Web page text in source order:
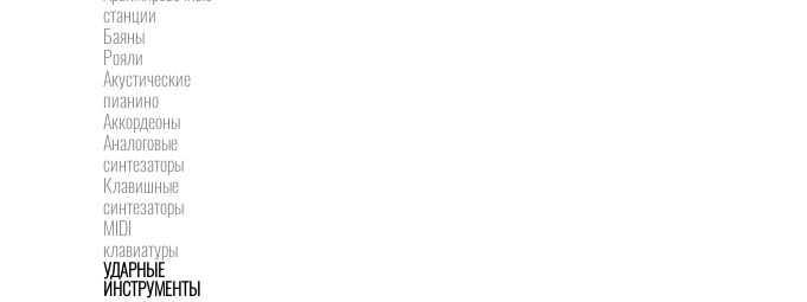
станции
Баяны
Рояли
Акустические
пианино
Аккордеоны
Аналоговые
синтезаторы
Клавишные
синтезаторы
MIDI
клавиатуры
УДАРНЫЕ
ИНСТРУМЕНТЫ